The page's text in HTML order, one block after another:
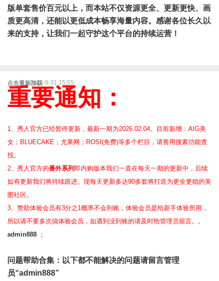
版单套售价百元以上，而本站不仅资源更全、更新更快、画
质更高清，还能以更低成本畅享海量内容。感谢各位长久以
来的支持，让我们一起守护这个平台的持续运营！
点击重新加载2025-8-31 15:55
重要通知：
1、秀人官方已经暂停更新，最新一期为2026.02.04。目前新增：AIG美
女；BLUECAKE；尤果网；ROSI(免费)等多个栏目，请善用搜素功能查
找。
2、 秀人官方的番外系列 即内购版本我们一直在每天一期的更新中，后续
如有更新我们将持续跟进。现每天更新多达90多套将打造为更全更稳的美
图社区。
3、赞助体验会员有3分之1概率不会到账，体验会员是给新手体验所用，
所以请不要多次搞体验会员，如遇到没到账的请及时给管理员留言。。
admin888 ；
问题帮助合集 ：以下都不能解决的问题请留言管理
员“admin888”